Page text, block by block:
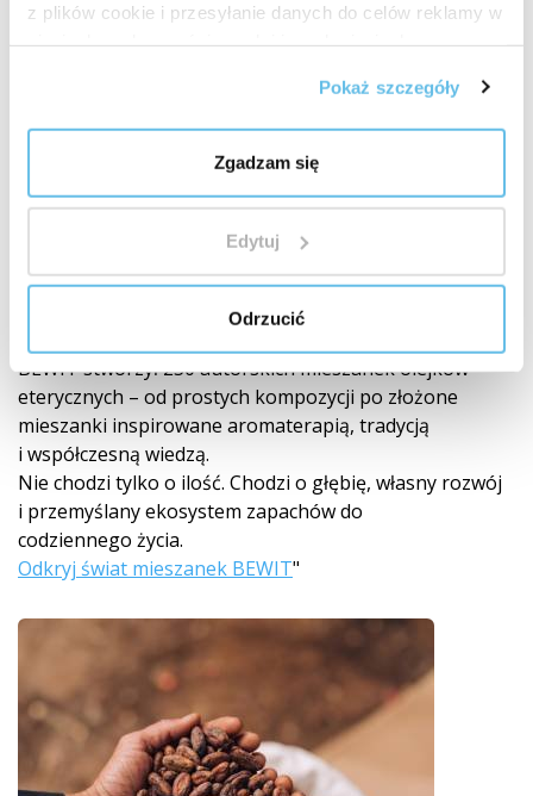
z plików cookie i przesyłanie danych do celów reklamy w
Pokaż szczegóły
Zgadzam się
Edytuj
Odrzucić
Światowy lider w mieszankach olejków
eterycznych
BEWIT stworzył 250 autorskich mieszanek olejków
eterycznych – od prostych kompozycji po złożone
mieszanki inspirowane aromaterapią, tradycją
i współczesną wiedzą.
Nie chodzi tylko o ilość. Chodzi o głębię, własny rozwój
i przemyślany ekosystem zapachów do
codziennego życia.
Odkryj świat mieszanek BEWIT"